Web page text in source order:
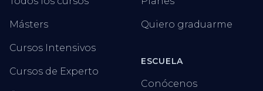
Másters
Cursos Intensivos
Cursos de Experto
Quiero graduarme
ESCUELA
Conócenos